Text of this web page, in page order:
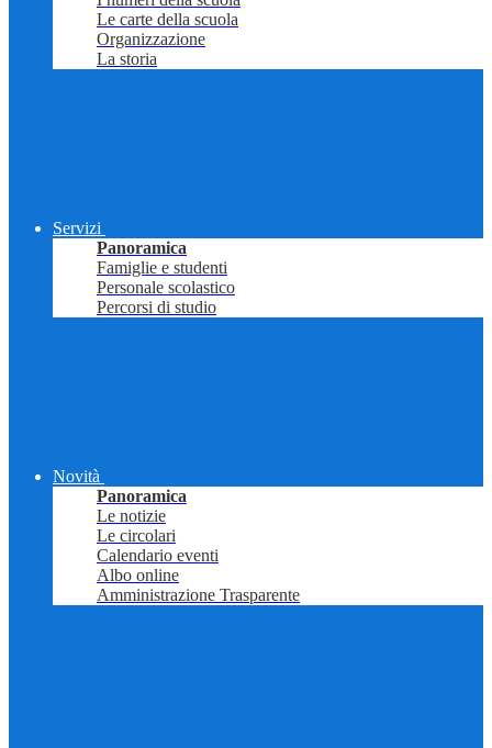
Le carte della scuola
Organizzazione
La storia
Servizi
Panoramica
Famiglie e studenti
Personale scolastico
Percorsi di studio
Novità
Panoramica
Le notizie
Le circolari
Calendario eventi
Albo online
Amministrazione Trasparente